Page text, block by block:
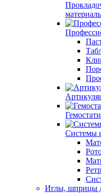
Системы
Иглы, шприцы